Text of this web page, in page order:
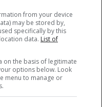
qante
from your device
may be stored by,
specifically by this
data. List of
on the basis of legitimate
options below. Look
menu to manage or